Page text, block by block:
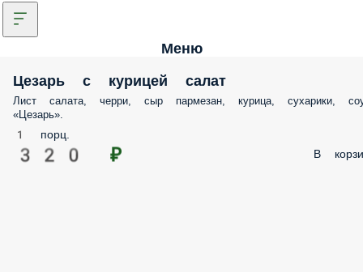
Меню
Цезарь с курицей салат
Лист салата, черри, сыр пармезан, курица, сухарики,
соус «Цезарь».
1 порц.
320 ₽ В